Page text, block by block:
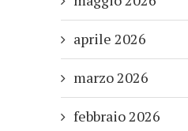
aprile 2026
marzo 2026
febbraio 2026